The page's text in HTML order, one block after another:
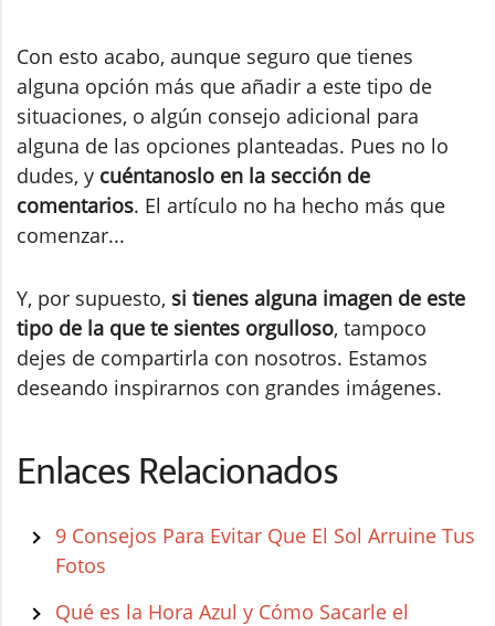
Con esto acabo, aunque seguro que tienes
alguna opción más que añadir a este tipo de
situaciones, o algún consejo adicional para
alguna de las opciones planteadas. Pues no lo
dudes, y cuéntanoslo en la sección de
comentarios. El artículo no ha hecho más que
comenzar...
Y, por supuesto, si tienes alguna imagen de este
tipo de la que te sientes orgulloso, tampoco
dejes de compartirla con nosotros. Estamos
deseando inspirarnos con grandes imágenes.
Enlaces Relacionados
9 Consejos Para Evitar Que El Sol Arruine Tus
Fotos
Qué es la Hora Azul y Cómo Sacarle el